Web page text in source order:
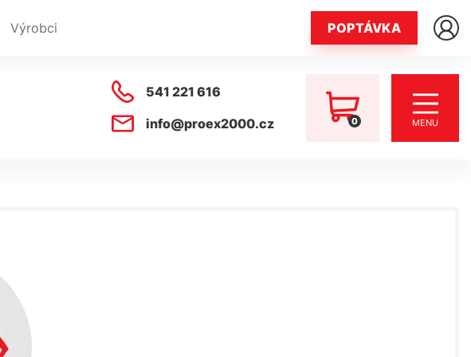
Výrobci POPTÁVKA
541 221 616
info@proex2000.cz
0 MENU